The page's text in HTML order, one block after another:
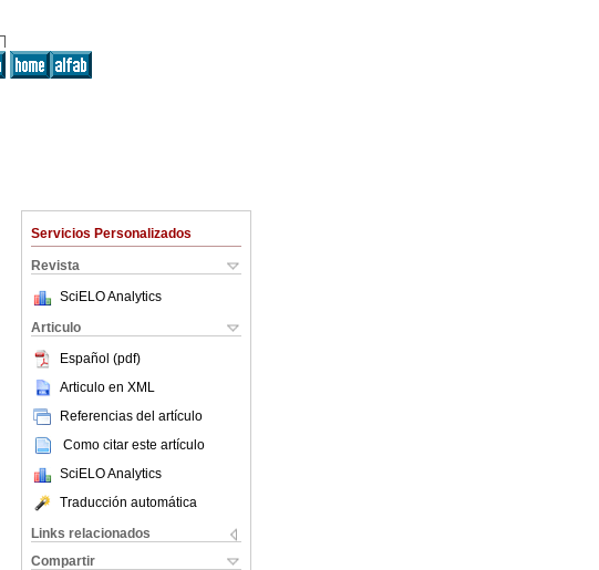
Servicios Personalizados
Revista
SciELO Analytics
Articulo
Español (pdf)
Articulo en XML
Referencias del artículo
Como citar este artículo
SciELO Analytics
Traducción automática
Links relacionados
Compartir